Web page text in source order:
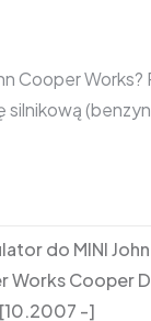
Cooper
do MINI John
Works Cooper D
[10.2007 -]